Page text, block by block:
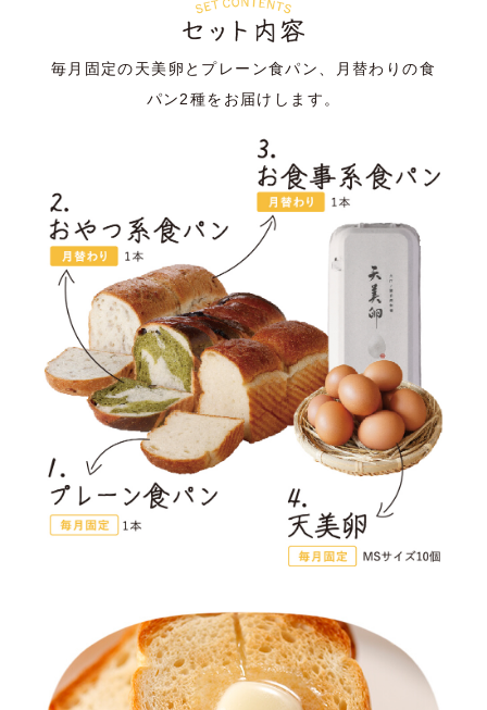
毎月固定の天美卵とプレーン食パン、月替わりの食
パン2種をお届けします。